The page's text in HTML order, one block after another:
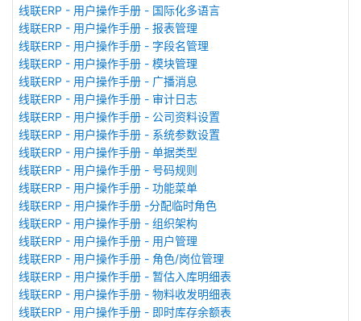
线联ERP - 用户操作手册 - 国际化多语言
线联ERP - 用户操作手册 - 报表管理
线联ERP - 用户操作手册 - 字段名管理
线联ERP - 用户操作手册 - 模块管理
线联ERP - 用户操作手册 - 广播消息
线联ERP - 用户操作手册 - 审计日志
线联ERP - 用户操作手册 - 公司资料设置
线联ERP - 用户操作手册 - 系统参数设置
线联ERP - 用户操作手册 - 单据类型
线联ERP - 用户操作手册 - 号码规则
线联ERP - 用户操作手册 - 功能菜单
线联ERP - 用户操作手册 -分配临时角色
线联ERP - 用户操作手册 - 组织架构
线联ERP - 用户操作手册 - 用户管理
线联ERP - 用户操作手册 - 角色/岗位管理
线联ERP - 用户操作手册 - 暂估入库明细表
线联ERP - 用户操作手册 - 物料收发明细表
线联ERP - 用户操作手册 - 即时库存余额表